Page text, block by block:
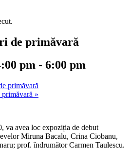
de primăvară
pm - 6:00 pm
primăvară
»
va avea loc expoziția de debut
Miruna Bacalu, Crina Ciobanu,
prof. îndrumător Carmen Taulescu.